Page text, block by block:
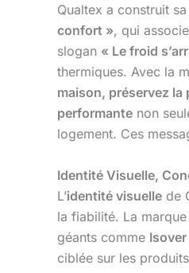
Qualtex a construit
confort », qui
slogan « Le froid
thermiques. Avec la
maison, préservez la
performante non
logement. Ces
Identité Visuelle,
L’identité visuelle de
la fiabilité. La
géants comme Isover
ciblée sur les